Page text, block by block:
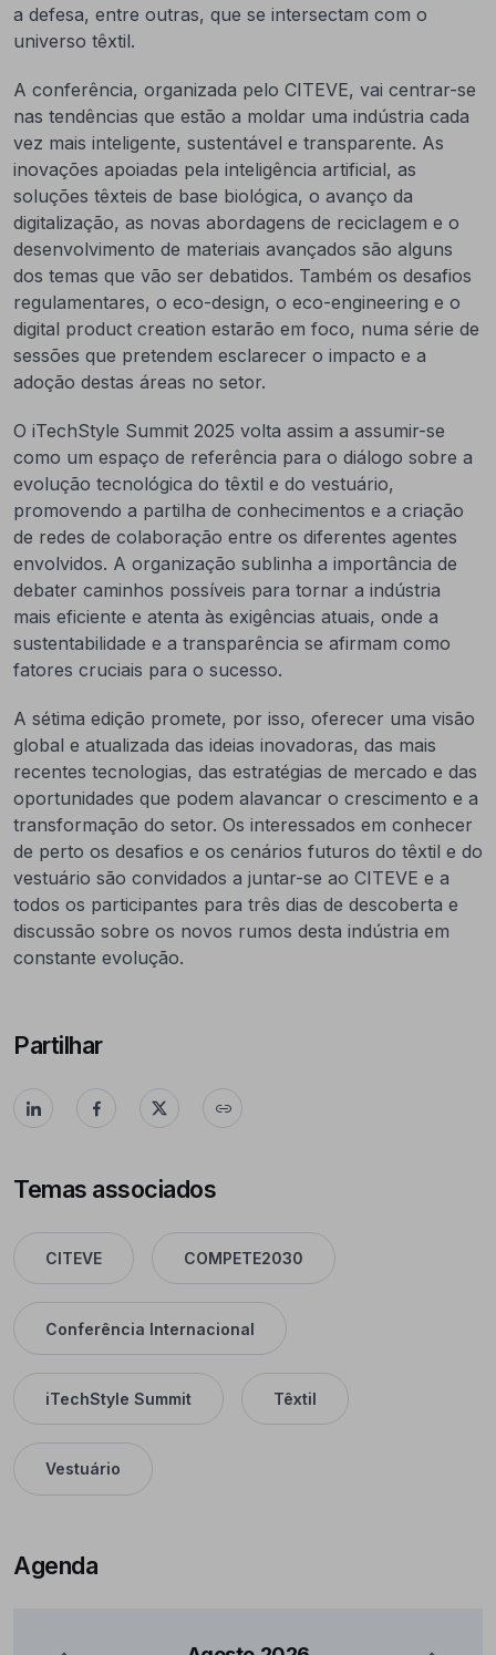
a defesa, entre outras, que se intersectam com o
universo têxtil.
A conferência, organizada pelo CITEVE, vai centrar-se
nas tendências que estão a moldar uma indústria cada
vez mais inteligente, sustentável e transparente. As
inovações apoiadas pela inteligência artificial, as
soluções têxteis de base biológica, o avanço da
digitalização, as novas abordagens de reciclagem e o
desenvolvimento de materiais avançados são alguns
dos temas que vão ser debatidos. Também os desafios
regulamentares, o eco-design, o eco-engineering e o
digital product creation estarão em foco, numa série de
sessões que pretendem esclarecer o impacto e a
adoção destas áreas no setor.
O iTechStyle Summit 2025 volta assim a assumir-se
como um espaço de referência para o diálogo sobre a
evolução tecnológica do têxtil e do vestuário,
promovendo a partilha de conhecimentos e a criação
de redes de colaboração entre os diferentes agentes
envolvidos. A organização sublinha a importância de
debater caminhos possíveis para tornar a indústria
mais eficiente e atenta às exigências atuais, onde a
sustentabilidade e a transparência se afirmam como
fatores cruciais para o sucesso.
A sétima edição promete, por isso, oferecer uma visão
global e atualizada das ideias inovadoras, das mais
recentes tecnologias, das estratégias de mercado e das
oportunidades que podem alavancar o crescimento e a
transformação do setor. Os interessados em conhecer
de perto os desafios e os cenários futuros do têxtil e do
vestuário são convidados a juntar-se ao CITEVE e a
todos os participantes para três dias de descoberta e
discussão sobre os novos rumos desta indústria em
constante evolução.
Partilhar
Temas associados
CITEVE COMPETE2030
Conferência Internacional
iTechStyle Summit Têxtil
Vestuário
Agenda